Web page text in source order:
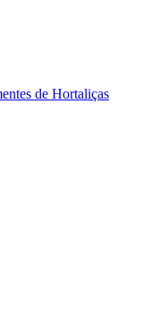
de Hortaliças